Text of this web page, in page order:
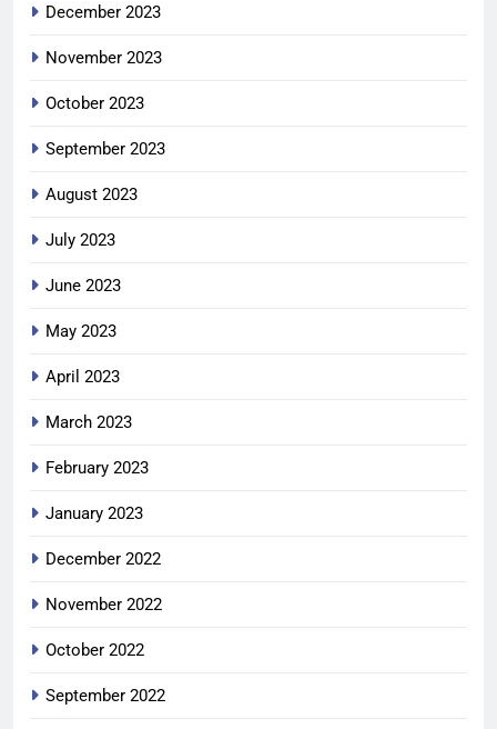
December 2023
November 2023
October 2023
September 2023
August 2023
July 2023
June 2023
May 2023
April 2023
March 2023
February 2023
January 2023
December 2022
November 2022
October 2022
September 2022